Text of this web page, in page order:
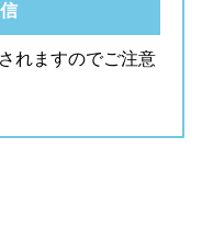
れますのでご注意